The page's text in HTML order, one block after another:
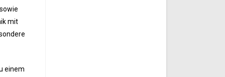
mit
einem